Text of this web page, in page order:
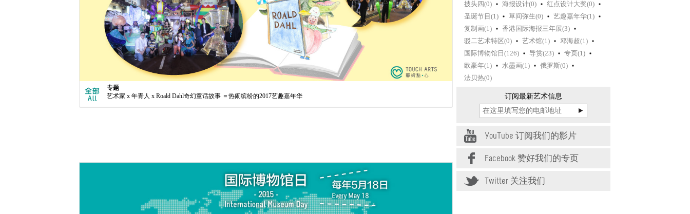
专题
艺术家 x 年青人 x Roald Dahl奇幻童话故事 ＝热闹缤纷的2017艺趣嘉年华
披头四(0)
海报设计(0)
红点设计大奖(0)
圣诞节目(1)
草间弥生(0)
艺趣嘉年华(1)
复制画(1)
香港国际海报三年展(3)
驳二艺术特区(0)
艺术馆(1)
邓海超(1)
国际博物馆日(126)
导赏(23)
专页(1)
欧豪年(1)
水墨画(1)
俄罗斯(0)
法贝热(0)
订阅最新艺术信息
YouTube 订阅我们的影片
Facebook 赞好我们的专页
Twitter 关注我们